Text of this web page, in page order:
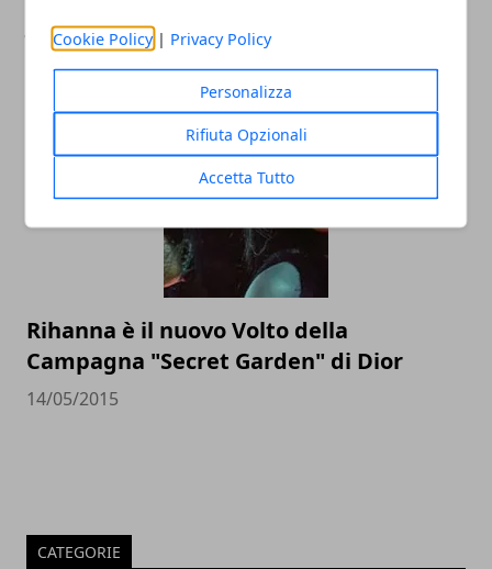
Cookie Policy | Privacy Policy
Personalizza
Rifiuta Opzionali
Accetta Tutto
Jurassic World, al cinema l'ultimo
capitolo della saga di Steven Spielberg
Rihanna è il nuovo Volto della
Campagna "Secret Garden" di Dior
14/05/2015
CATEGORIE